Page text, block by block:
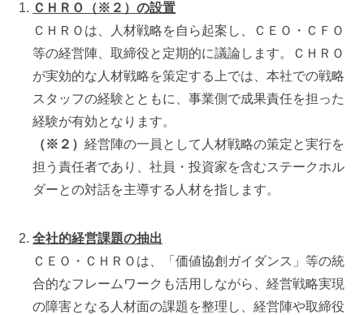
ＣＨＲＯ（※２ ）の設置
ＣＨＲＯは、人材戦略を自ら起案し、ＣＥＯ・ＣＦＯ
等の経営陣、取締役と定期的に議論します。ＣＨＲＯ
が実効的な人材戦略を策定する上では、本社での戦略
スタッフの経験とともに、事業側で成果責任を担った
経験が有効となります。
（※２） 経営陣の一員として人材戦略の策定と実行を
担う責任者であり、社員・投資家を含むステークホル
ダーとの対話を主導する人材を指します。
全社的経営課題の抽出
ＣＥＯ・ＣＨＲＯは、「価値協創ガイダンス」等の統
合的なフレームワークも活用しながら、経営戦略実現
の障害となる人材面の課題を整理し、経営陣や取締役